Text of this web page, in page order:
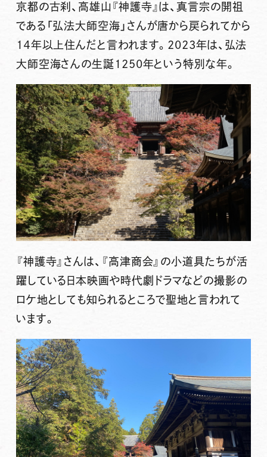
京都の古刹、高雄山『神護寺』は、真言宗の開祖
である「弘法大師空海」さんが唐から戻られてから
１４年以上住んだと言われます。2023年は、弘法
大師空海さんの生誕1250年という特別な年。
『神護寺』さんは、『高津商会』の小道具たちが活
躍している日本映画や時代劇ドラマなどの撮影の
ロケ地としても知られるところで聖地と言われて
います。